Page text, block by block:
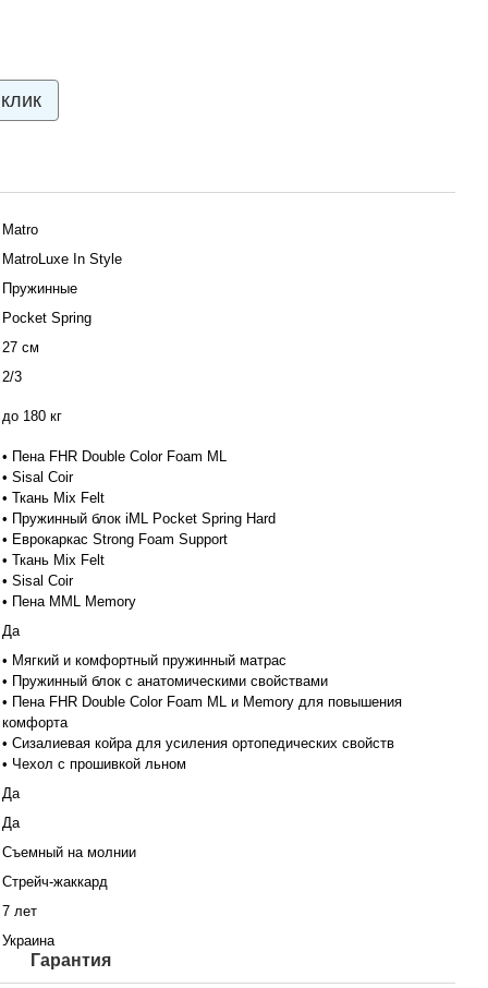
Matro
МatroLuxe In Style
Пружинные
Pocket Spring
27 см
2/3
до 180 кг
• Пена FHR Double Color Foam ML
• Sisal Coir
• Ткань Mix Felt
• Пружинный блок iML Pocket Spring Hard
• Еврокаркас Strong Foam Support
• Ткань Mix Felt
• Sisal Coir
• Пена MML Memory
Да
• Мягкий и комфортный пружинный матрас
• Пружинный блок с анатомическими свойствами
• Пена FHR Double Color Foam ML и Memory для повышения
комфорта
• Сизалиевая койра для усиления ортопедических свойств
• Чехол с прошивкой льном
Да
Да
Съемный на молнии
Стрейч-жаккард
7 лет
Украина
Гарантия